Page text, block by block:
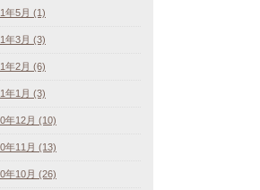
年5月 (1)
年3月 (3)
年2月 (6)
年1月 (3)
年12月 (10)
年11月 (13)
年10月 (26)